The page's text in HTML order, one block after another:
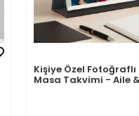
Kişiye Özel Fotoğraflı
Masa Takvimi - Aile